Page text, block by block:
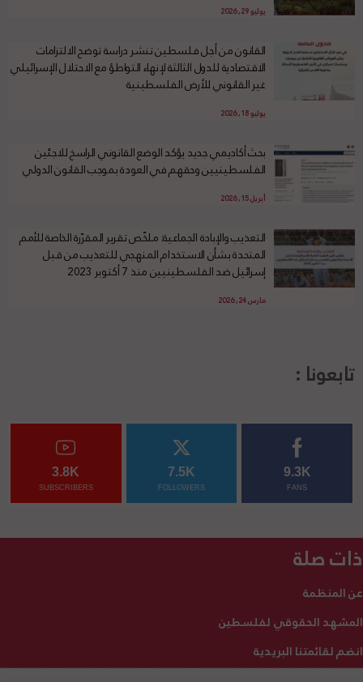
يوليو 29, 2026
القانون من أجل فلسطين تنشر دراسة توضح الالتزامات
الاقتصادية للدول الثالثة لإنهاء التواطؤ مع الاحتلال الإسرائيلي
غير القانوني للأرض الفلسطينية
يوليو 18, 2026
بحث أكاديمي جديد يؤكد الوضع القانوني الراسخ للاجئين
الفلسطينيين وحقهم في العودة بموجب القانون الدولي
أبريل 15, 2026
التعذيب والإبادة الجماعية: ملخّص تقرير المقرّرة الخاصة للأمم
المتحدة بشأن الاستخدام المنهجي للتعذيب من قبل
إسرائيل ضد الفلسطينيين منذ 7 أكتوبر 2023
مارس 24, 2026
تابعونا :
9.3K
FANS
7.5K
FOLLOWERS
3.8K
SUBSCRIBERS
ذات صلة
عن المنظمة
المشهد الحقوقي لفلسطين
انضم لقائمتنا البريدية